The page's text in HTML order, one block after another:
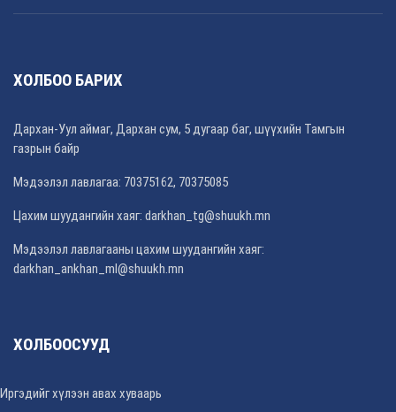
ХОЛБОО БАРИХ
Дархан-Уул аймаг, Дархан сум, 5 дугаар баг, шүүхийн Тамгын
газрын байр
Мэдээлэл лавлагаа: 70375162, 70375085
Цахим шуудангийн хаяг: darkhan_tg@shuukh.mn
Мэдээлэл лавлагааны цахим шуудангийн хаяг:
darkhan_ankhan_ml@shuukh.mn
ХОЛБООСУУД
Иргэдийг хүлээн авах хуваарь